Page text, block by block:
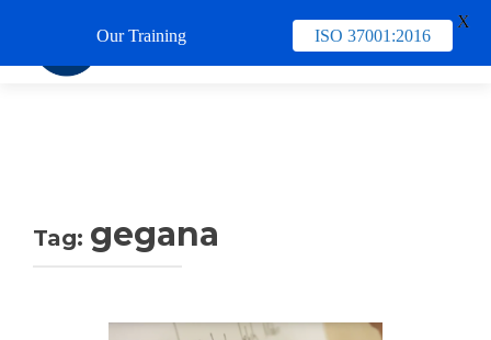
Tag: gegana
Our Training ISO 37001:2016
X